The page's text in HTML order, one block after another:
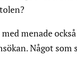
menade
Något